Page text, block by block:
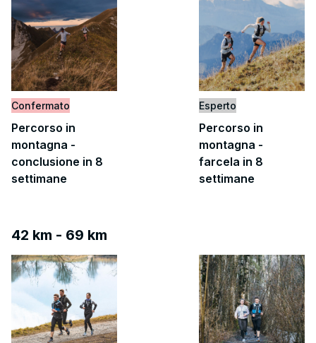
Confermato
Percorso in
montagna -
conclusione in 8
settimane
Esperto
Percorso in
montagna -
farcela in 8
settimane
42 km - 69 km